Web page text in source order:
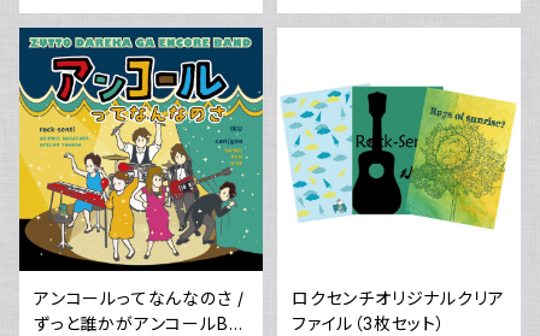
アンコールってなんなのさ /
ずっと誰かがアンコールBA
ロクセンチオリジナルクリア
ファイル（3枚セット）